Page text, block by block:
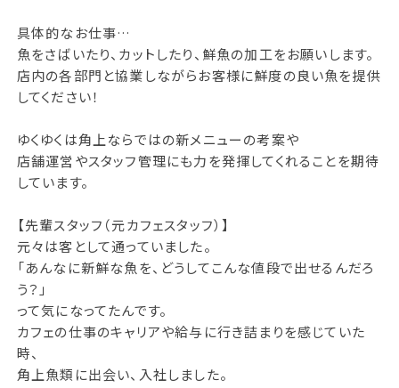
具体的なお仕事…
魚をさばいたり、カットしたり、鮮魚の加工をお願いします。
店内の各部門と協業しながらお客様に鮮度の良い魚を提供
してください！
ゆくゆくは角上ならではの新メニューの考案や
店舗運営やスタッフ管理にも力を発揮してくれることを期待
しています。
【先輩スタッフ（元カフェスタッフ）】
元々は客として通っていました。
「あんなに新鮮な魚を、どうしてこんな値段で出せるんだろ
う？」
って気になってたんです。
カフェの仕事のキャリアや給与に行き詰まりを感じていた
時、
角上魚類に出会い、入社しました。